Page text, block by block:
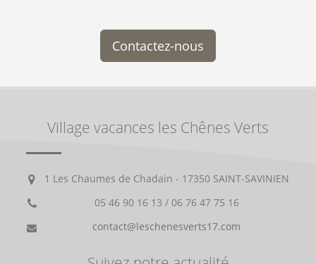
Contactez-nous
Village vacances les Chênes Verts
1 Les Chaumes de Chadain - 17350 SAINT-SAVINIEN
05 46 90 16 13 / 06 76 47 75 16
contact@leschenesverts17.com